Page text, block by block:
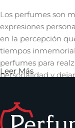
Los perfumes son
expresiones
en la percepción
tiempos
perfumes para
personalidad y
quienes nos
invaluable en el
Leer Más